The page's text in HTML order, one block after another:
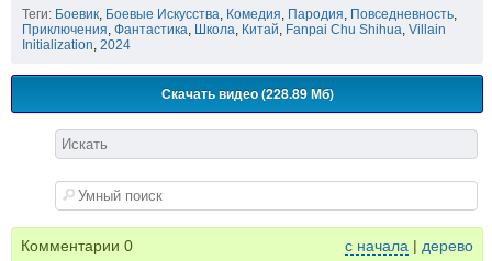
Теги: Боевик, Боевые Искусства, Комедия, Пародия, Повседневность,
Приключения, Фантастика, Школа, Китай, Fanpai Chu Shihua, Villain
Initialization, 2024
Скачать видео (228.89 Мб)
Комментарии 0 с начала | дерево